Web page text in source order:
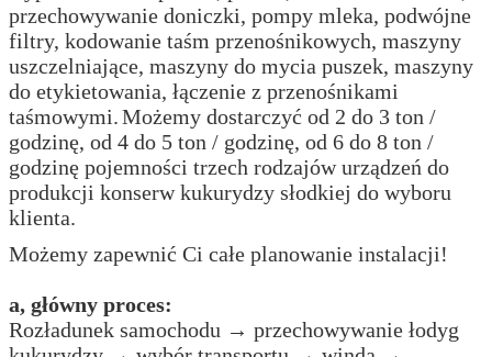
przechowywanie doniczki, pompy mleka, podwójne
filtry, kodowanie taśm przenośnikowych, maszyny
uszczelniające, maszyny do mycia puszek, maszyny
do etykietowania, łączenie z przenośnikami
taśmowymi.Możemy dostarczyć od 2 do 3 ton /
godzinę, od 4 do 5 ton / godzinę, od 6 do 8 ton /
godzinę pojemności trzech rodzajów urządzeń do
produkcji konserw kukurydzy słodkiej do wyboru
klienta.
Możemy zapewnić Ci całe planowanie instalacji!
a, główny proces:
Rozładunek samochodu → przechowywanie łodyg